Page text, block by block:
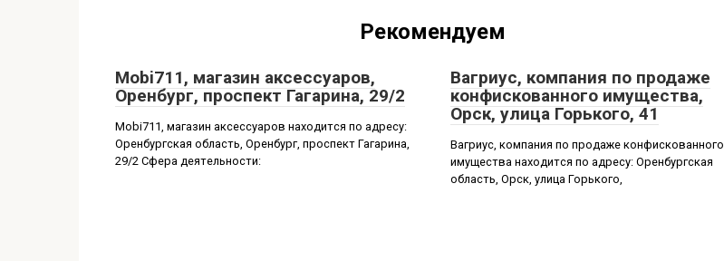
Рекомендуем
Mobi711, магазин аксессуаров,
Оренбург, проспект Гагарина, 29/2
Mobi711, магазин аксессуаров находится по адресу:
Оренбургская область, Оренбург, проспект Гагарина,
29/2 Сфера деятельности:
Вагриус, компания по продаже
конфискованного имущества,
Орск, улица Горького, 41
Вагриус, компания по продаже конфискованного
имущества находится по адресу: Оренбургская
область, Орск, улица Горького,